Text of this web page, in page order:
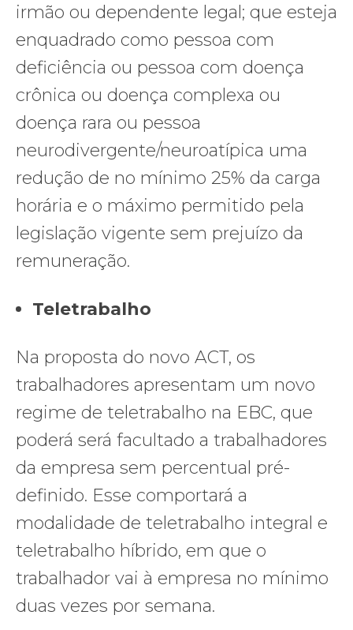
irmão ou dependente legal; que esteja
enquadrado como pessoa com
deficiência ou pessoa com doença
crônica ou doença complexa ou
doença rara ou pessoa
neurodivergente/neuroatípica uma
redução de no mínimo 25% da carga
horária e o máximo permitido pela
legislação vigente sem prejuízo da
remuneração.
Teletrabalho
Na proposta do novo ACT, os
trabalhadores apresentam um novo
regime de teletrabalho na EBC, que
poderá será facultado a trabalhadores
da empresa sem percentual pré-
definido. Esse comportará a
modalidade de teletrabalho integral e
teletrabalho híbrido, em que o
trabalhador vai à empresa no mínimo
duas vezes por semana.